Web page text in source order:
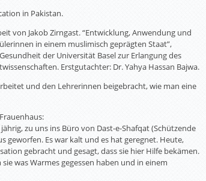
in Pakistan.
von Jakob Zirngast. “Entwicklung, Anwendung und
in einem muslimisch geprägten Staat”,
der Universität Basel zur Erlangung des
Erstgutachter: Dr. Yahya Hassan Bajwa.
und den Lehrerinnen beigebracht, wie man eine
zu uns ins Büro von Dast-e-Shafqat (Schützende
geworfen. Es war kalt und es hat geregnet. Heute,
gebracht und gesagt, dass sie hier Hilfe bekämen.
was Warmes gegessen haben und in einem